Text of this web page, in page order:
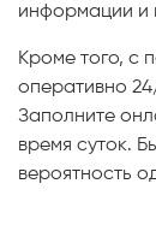
информации и
Кроме того, с
оперативно
Заполните
время суток.
вероятность